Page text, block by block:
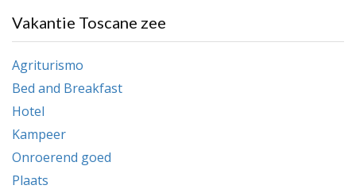
Vakantie Toscane zee
Agriturismo
Bed and Breakfast
Hotel
Kampeer
Onroerend goed
Plaats